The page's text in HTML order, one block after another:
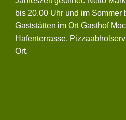
bis 20.00 Uhr und im Sommer
Gaststätten im Ort Gasthof
Hafenterrasse,
Ort.